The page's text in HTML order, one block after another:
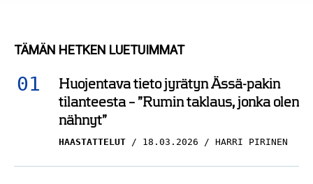
TÄMÄN HETKEN LUETUIMMAT
Huojentava tieto jyrätyn Ässä-pakin
tilanteesta – ”Rumin taklaus, jonka olen
nähnyt”
HAASTATTELUT 18.03.2026 HARRI PIRINEN